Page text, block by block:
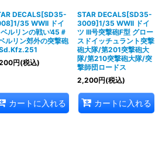
DECALS[SD35-
35 WWII ドイ
ルリンの戦い'45＃
ルリン郊外の突撃砲
円(税込)
カートに入れる
STAR DECALS[SD35-
3009]1/35 WWII ドイ
ツ III号突撃砲F型 グロー
スドイッチュラント突撃
砲大隊/第201突撃砲大
隊/第210突撃砲大隊/突
撃師団ロードス
2,200円(税込)
カートに入れる